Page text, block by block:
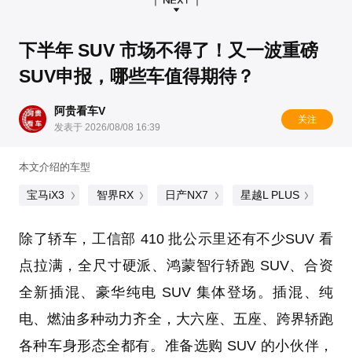
下半年 SUV 市场不得了！又一波重磅
SUV申报，哪些车值得期待？
阿贵看车V
发表于 2026/08/08 16:39
关注
本文介绍的车型
宝马iX3 智界RX 日产NX7 星越L PLUS
除了轿车，工信部 410 批公示里还有不少SUV 看
点拉满，全尺寸硬派、鸿蒙智行轿跑 SUV、合资
全新插混、豪华纯电 SUV 集体登场。插混、纯
电、燃油多种动力齐全，大六座、五座、跨界轿跑
各种车身形态全都有。准备选购 SUV 的小伙伴，